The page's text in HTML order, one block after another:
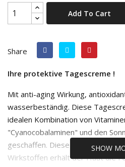
Add To Cart
Share
Ihre protektive Tagescreme !
Mit anti-aging Wirkung,
wasserbeständig. Diese
idealen Kombination von
"Cyanocobalaminen" und den
geschaffen. Diese
Wirkstoffen erhält der Haut die
SHOW